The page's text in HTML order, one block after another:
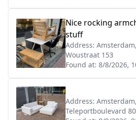
Nice rocking
stuff
Address:
Woustraat 153
Found at: 8/8/2026,
Address:
Teleportboulevard 80